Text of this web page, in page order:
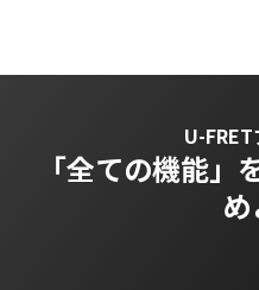
U-
「全ての機能」
め